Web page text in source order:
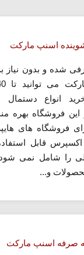
شده و بدون نیاز
کد تخفیف اسنپ
انواع دستمال
فروشگاه بهره
فروشگاه های
اکسپرس قابل
را شامل نمی
و...